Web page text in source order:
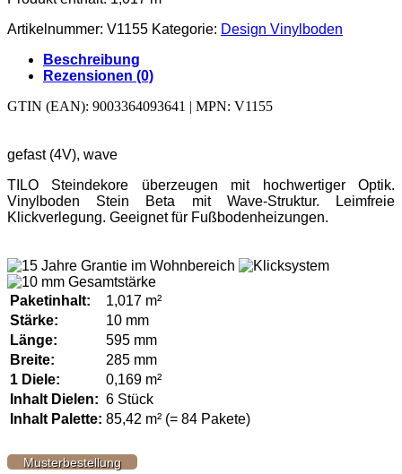
Artikelnummer: V1155 Kategorie: Design Vinylboden
Beschreibung
Rezensionen (0)
GTIN (EAN): 9003364093641 | MPN: V1155
gefast (4V), wave
TILO Steindekore überzeugen mit hochwertiger Optik.
Vinylboden Stein Beta mit Wave-Struktur. Leimfreie
Klickverlegung. Geeignet für Fußbodenheizungen.
Paketinhalt:
1,017 m²
Stärke:
10 mm
Länge:
595 mm
Breite:
285 mm
1 Diele:
0,169 m²
Inhalt Dielen: 6 Stück
Inhalt Palette: 85,42 m² (= 84 Pakete)
Musterbestellung